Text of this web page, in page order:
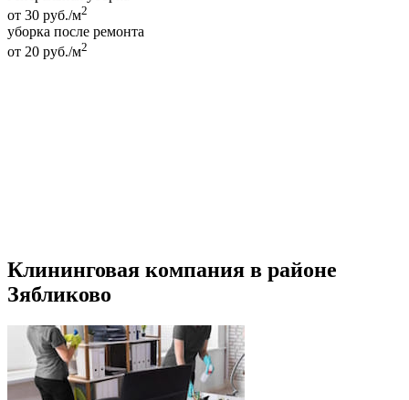
от 30 руб./м2
уборка после ремонта
от 20 руб./м2
Клининговая компания в районе
Зябликово